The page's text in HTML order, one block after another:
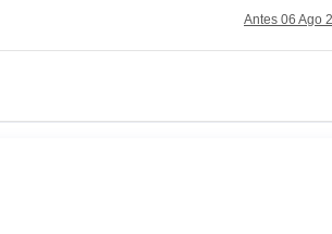
Antes 06 Ago